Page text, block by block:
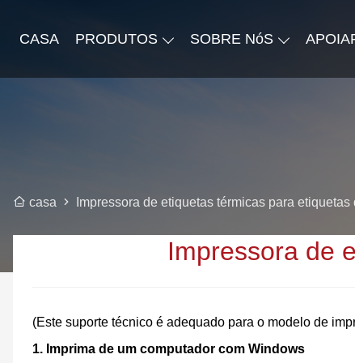
CASA PRODUTOS SOBRE NóS
casa Impressora de etiquetas térmicas para etiquetas
Impressora de
(Este suporte técnico é adequado para o modelo de
1. Imprima de um computador com Windows